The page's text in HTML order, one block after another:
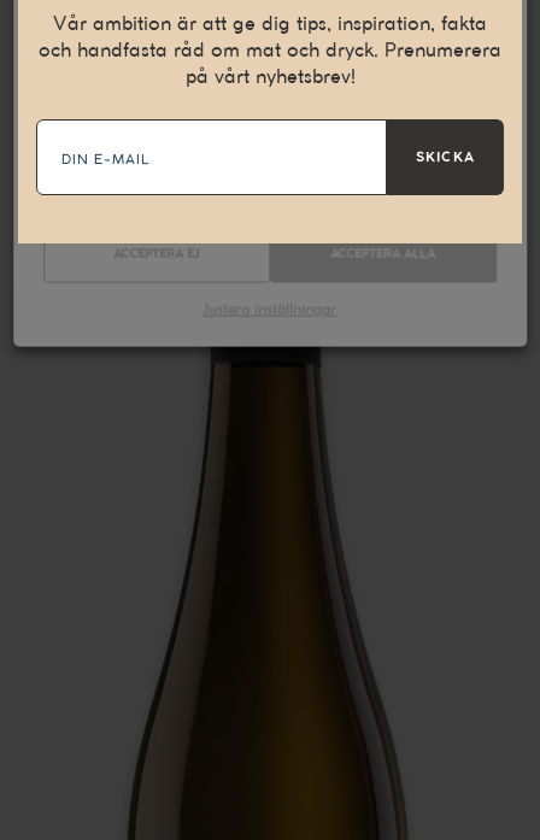
Vår ambition är att ge dig tips, inspiration, fakta
och handfasta råd om mat och dryck. Prenumerera
på vårt nyhetsbrev!
E-
mail SKICKA
internetupplevelse. Vi använder även denna teknik till att
samla in statistik och för att kunna leverera personliga
annonser på andra webbplatser till dig.Läs mer
ACCEPTERA EJ ACCEPTERA ALLA
Justera inställningar